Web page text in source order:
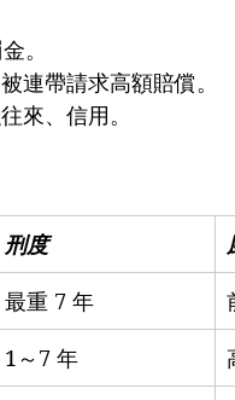
。
連帶請求高額賠償。
來、信用。
刑度
最重 7 年
1～7 年